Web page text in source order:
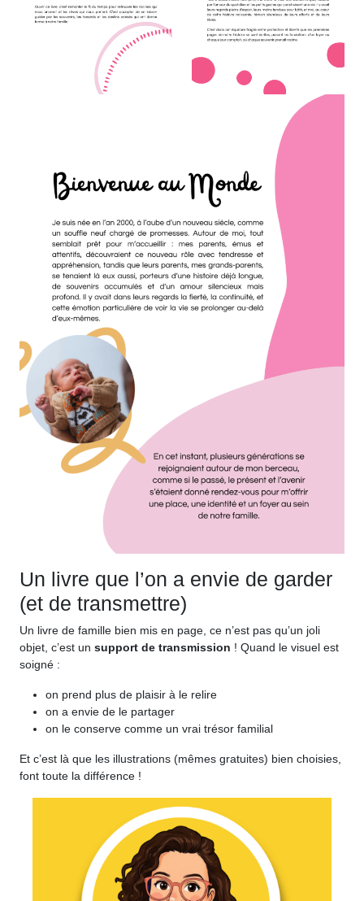
Un livre que l’on a envie de garder
(et de transmettre)
Un livre de famille bien mis en page, ce n’est pas qu’un joli
objet, c’est un support de transmission ! Quand le visuel est
soigné :
on prend plus de plaisir à le relire
on a envie de le partager
on le conserve comme un vrai trésor familial
Et c’est là que les illustrations (mêmes gratuites) bien choisies,
font toute la différence !